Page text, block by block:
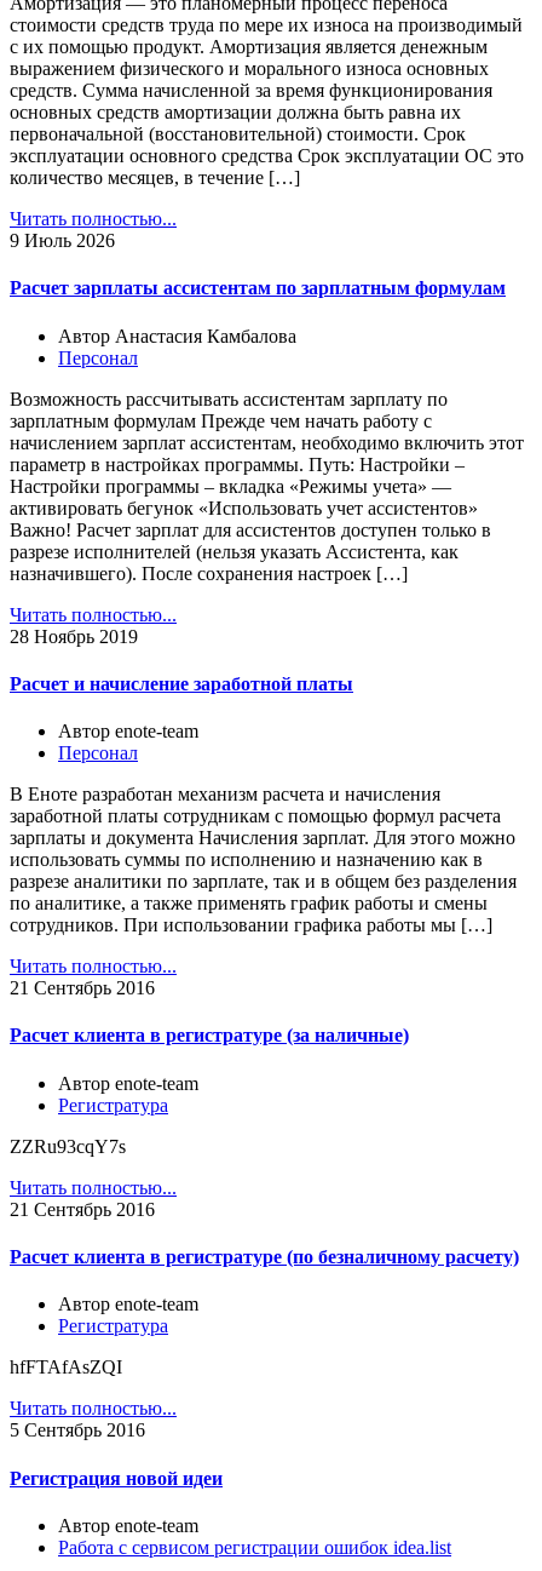
стоимости средств труда по мере их износа на производимый
с их помощью продукт. Амортизация является денежным
выражением физического и морального износа основных
средств. Сумма начисленной за время функционирования
основных средств амортизации должна быть равна их
первоначальной (восстановительной) стоимости. Срок
эксплуатации основного средства Срок эксплуатации ОС это
количество месяцев, в течение […]
Читать полностью...
9 Июль 2026
Расчет зарплаты ассистентам по зарплатным формулам
Автор Анастасия Камбалова
Персонал
Возможность рассчитывать ассистентам зарплату по
зарплатным формулам Прежде чем начать работу с
начислением зарплат ассистентам, необходимо включить этот
параметр в настройках программы. Путь: Настройки –
Настройки программы – вкладка «Режимы учета» —
активировать бегунок «Использовать учет ассистентов»
Важно! Расчет зарплат для ассистентов доступен только в
разрезе исполнителей (нельзя указать Ассистента, как
назначившего). После сохранения настроек […]
Читать полностью...
28 Ноябрь 2019
Расчет и начисление заработной платы
Автор enote-team
Персонал
В Еноте разработан механизм расчета и начисления
заработной платы сотрудникам с помощью формул расчета
зарплаты и документа Начисления зарплат. Для этого можно
использовать суммы по исполнению и назначению как в
разрезе аналитики по зарплате, так и в общем без разделения
по аналитике, а также применять график работы и смены
сотрудников. При использовании графика работы мы […]
Читать полностью...
21 Сентябрь 2016
Расчет клиента в регистратуре (за наличные)
Автор enote-team
Регистратура
ZZRu93cqY7s
Читать полностью...
21 Сентябрь 2016
Расчет клиента в регистратуре (по безналичному расчету)
Автор enote-team
Регистратура
hfFTAfAsZQI
Читать полностью...
5 Сентябрь 2016
Регистрация новой идеи
Автор enote-team
Работа с сервисом регистрации ошибок idea.list